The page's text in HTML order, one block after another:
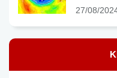
27/08/